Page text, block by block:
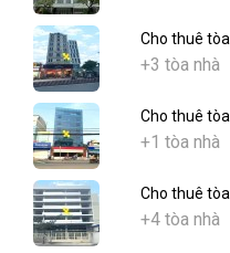
Cho thuê
+3 tòa nhà
Cho thuê
+1 tòa nhà
Cho thuê
+4 tòa nhà